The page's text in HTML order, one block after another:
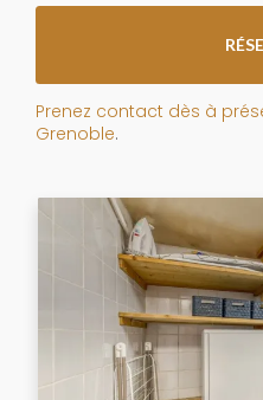
Prenez contact dès à
Grenoble.